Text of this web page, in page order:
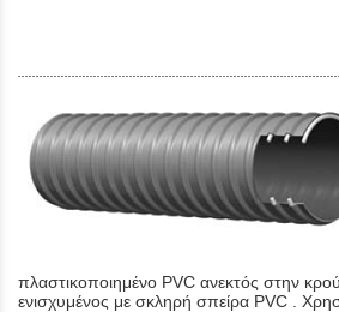
πλαστικοποιημένο PVC ανεκτός στην
ενισχυμένος με σκληρή σπείρα PVC .